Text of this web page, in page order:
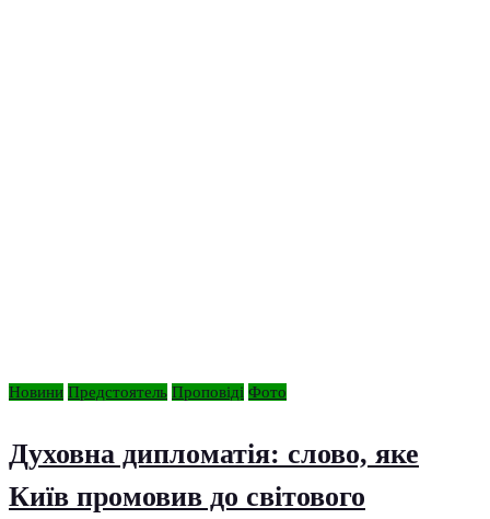
Новини Предстоятель Проповіді Фото
Духовна дипломатія: слово, яке
Київ промовив до світового